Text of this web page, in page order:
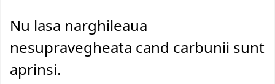
Nu lasa narghileaua
nesupravegheata cand carbunii sunt
aprinsi.